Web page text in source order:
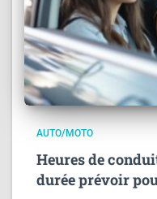
AUTO/MOTO
Heures de
durée prévoir